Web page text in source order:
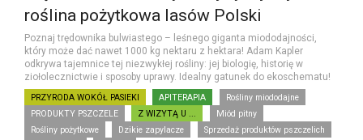
roślina pożytkowa lasów Polski
Poznaj trędownika bulwiastego – leśnego giganta miododajności,
który może dać nawet 1000 kg nektaru z hektara! Adam Kapler
odkrywa tajemnice tej niezwykłej rośliny: jej biologię, historię w
ziołolecznictwie i sposoby uprawy. Idealny gatunek do ekoschematu!
PRZYRODA WOKÓŁ PASIEKI APITERAPIA
Rośliny miododajne
PRODUKTY PSZCZELE
Z WIZYTĄ U ...
Miód pitny
Rośliny pożytkowe
Dzikie zapylacze
Sprzedaż produktów pszczelich